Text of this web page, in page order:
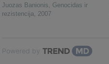
Juozas Banionis, Genocidas ir
rezistencija, 2007
Powered by